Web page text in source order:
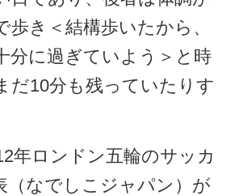
歩き＜結構歩いたから、
分に過ぎていよう＞と時
だ10分も残っていたりす
年ロンドン五輪のサッカ
（なでしこジャパン）が